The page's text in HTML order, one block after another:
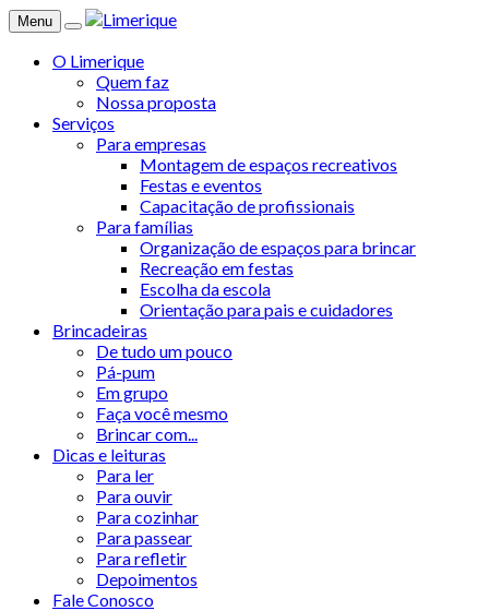
Menu
O Limerique
Quem faz
Nossa proposta
Serviços
Para empresas
Montagem de espaços recreativos
Festas e eventos
Capacitação de profissionais
Para famílias
Organização de espaços para brincar
Recreação em festas
Escolha da escola
Orientação para pais e cuidadores
Brincadeiras
De tudo um pouco
Pá-pum
Em grupo
Faça você mesmo
Brincar com...
Dicas e leituras
Para ler
Para ouvir
Para cozinhar
Para passear
Para refletir
Depoimentos
Fale Conosco